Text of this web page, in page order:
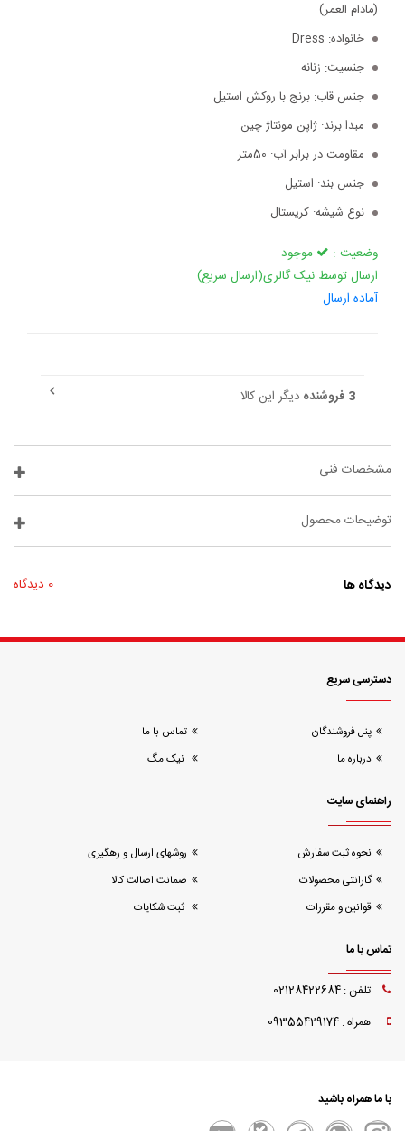
(مادام العمر)
خانواده: Dress
جنسیت: زنانه
جنس قاب: برنج با روکش استیل
مبدا برند: ژاپن مونتاژ چین
مقاومت در برابر آب: 50متر
جنس بند: استیل
نوع شیشه: کریستال
وضعیت :
موجود
ارسال توسط نیک گالری(ارسال سریع)
آماده ارسال
3 فروشنده دیگر این کالا
مشخصات فنی
توضیحات محصول
دیدگاه ها 0 دیدگاه
دسترسی سریع
پنل فروشندگان
تماس با ما
درباره ما
نیک مگ
راهنمای سایت
نحوه ثبت سفارش
روشهای ارسال و رهگیری
گارانتی محصولات
ضمانت اصالت کالا
قوانین و مقررات
ثبت شکایات
تماس با ما
تلفن : 02128422684
همراه : 09355429174
با ما همراه باشید